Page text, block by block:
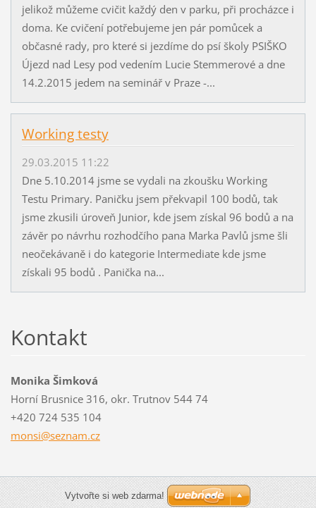
jelikož můžeme cvičit každý den v parku, při procházce i
doma. Ke cvičení potřebujeme jen pár pomůcek a
občasné rady, pro které si jezdíme do psí školy PSIŠKO
Újezd nad Lesy pod vedením Lucie Stemmerové a dne
14.2.2015 jedem na seminář v Praze -...
Working testy
29.03.2015 11:22
Dne 5.10.2014 jsme se vydali na zkoušku Working
Testu Primary. Paničku jsem překvapil 100 bodů, tak
jsme zkusili úroveň Junior, kde jsem získal 96 bodů a na
závěr po návrhu rozhodčího pana Marka Pavlů jsme šli
neočekávaně i do kategorie Intermediate kde jsme
získali 95 bodů . Panička na...
Kontakt
Monika Šimková
Horní Brusnice 316, okr. Trutnov 544 74
+420 724 535 104
monsi@seznam.cz
Vytvořte si web zdarma!